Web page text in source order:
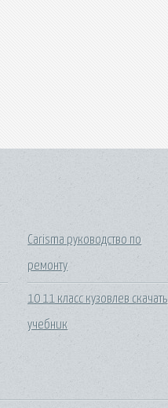
Carisma руководство по
ремонту
10 11 класс кузовлев скачать
учебник